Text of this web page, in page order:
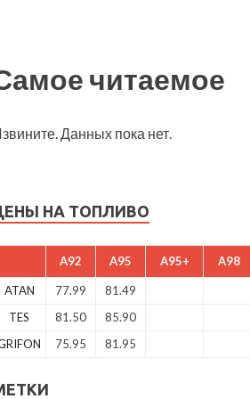
читаемое
Данных пока нет.
НА ТОПЛИВО
A92 A95 A95+ A98
ATAN 77.99 81.49
TES
81.50 85.90
75.95 81.95